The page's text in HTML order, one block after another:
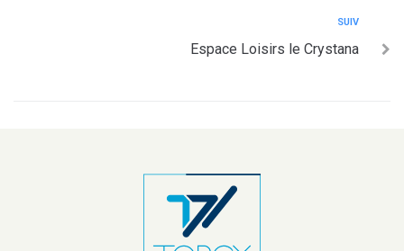
SUIV
Espace Loisirs le Crystana